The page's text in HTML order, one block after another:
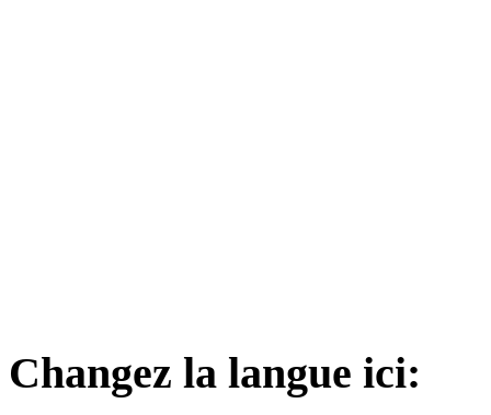
Changez la langue ici: